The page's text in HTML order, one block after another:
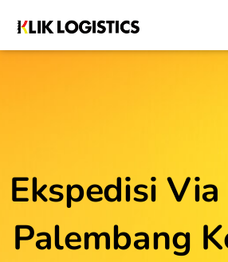
Ekspedisi
Palembang